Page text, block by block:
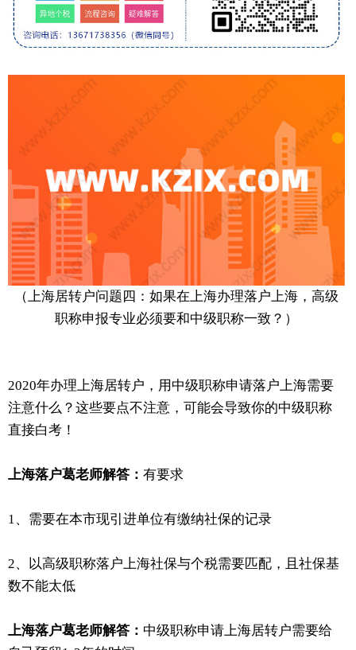
（上海居转户问题四：如果在上海办理落户上海，高级
职称申报专业必须要和中级职称一致？）
2020年办理上海居转户，用中级职称申请落户上海需要
注意什么？这些要点不注意，可能会导致你的中级职称
直接白考！
上海落户葛老师解答： 有要求
1、需要在本市现引进单位有缴纳社保的记录
2、以高级职称落户上海社保与个税需要匹配，且社保基
数不能太低
上海落户葛老师解答： 中级职称申请上海居转户需要给